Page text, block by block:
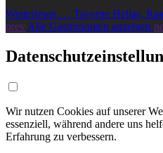
Weiterlesen … Taverne Hellas,
prev Alle Gastronomen anzeigen
Wir nutzen Cookies auf unserer
essenziell, während andere uns
Erfahrung zu verbessern.